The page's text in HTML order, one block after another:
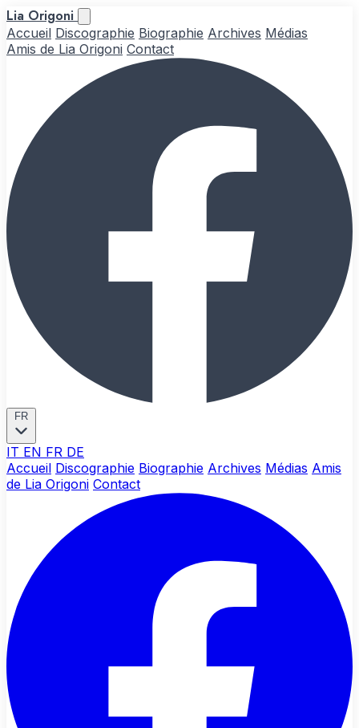
Lia Origoni
Accueil Discographie Biographie Archives Médias
Amis de Lia Origoni Contact
FR
IT EN FR DE
Accueil Discographie Biographie Archives Médias Amis
de Lia Origoni Contact